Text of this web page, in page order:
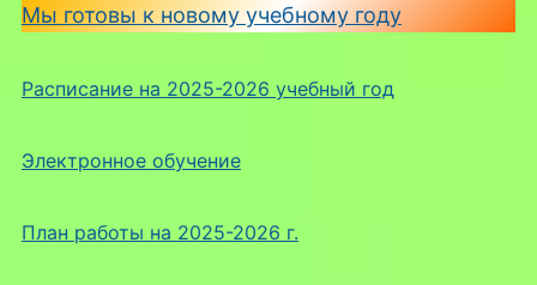
Мы готовы к новому учебному году
Расписание на 2025-2026 учебный год
Электронное обучение
План работы на 2025-2026 г.